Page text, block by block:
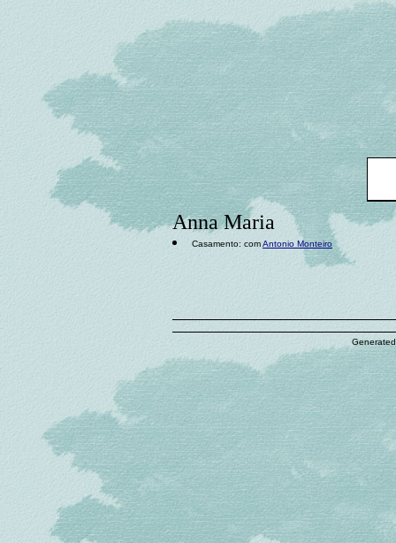
Anna Maria
Casamento: comAntonio Monteiro